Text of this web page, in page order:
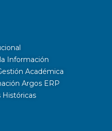
Información
Académica
Argos ERP